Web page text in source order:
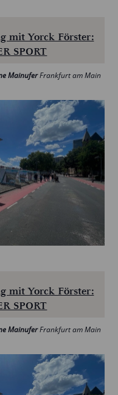
mit Yorck Förster:
SPORT
MainuferFrankfurt am Main
mit Yorck Förster:
SPORT
MainuferFrankfurt am Main